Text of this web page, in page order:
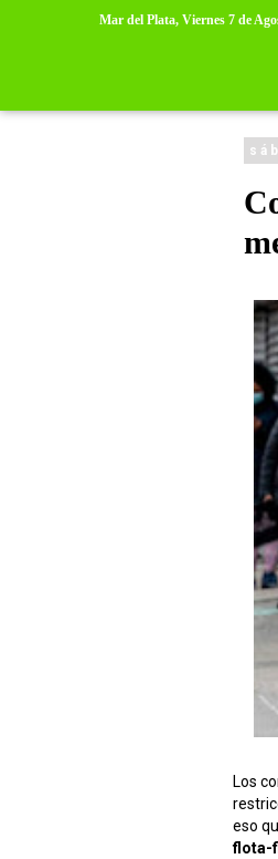
Mar del Plata, Viernes 7 de
Los
eso
flota-